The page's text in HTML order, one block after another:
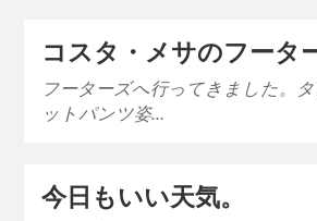
コスタ・メサのフータ
フーターズへ行ってきました。
ットパンツ姿…
今日もいい天気。